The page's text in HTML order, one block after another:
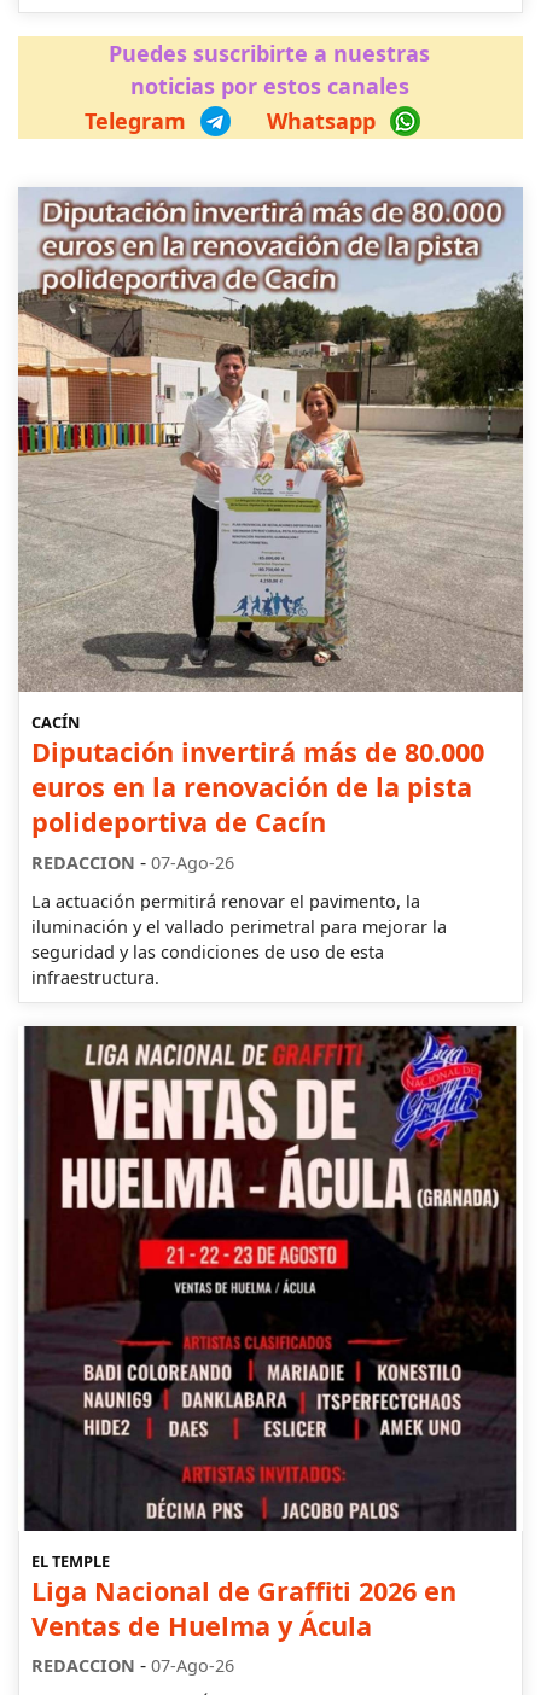
Puedes suscribirte a nuestras
noticias por estos canales
Telegram
Whatsapp
CACÍN
Diputación invertirá más de 80.000
euros en la renovación de la pista
polideportiva de Cacín
REDACCION - 07-Ago-26
La actuación permitirá renovar el pavimento, la
iluminación y el vallado perimetral para mejorar la
seguridad y las condiciones de uso de esta
infraestructura.
EL TEMPLE
Liga Nacional de Graffiti 2026 en
Ventas de Huelma y Ácula
REDACCION - 07-Ago-26